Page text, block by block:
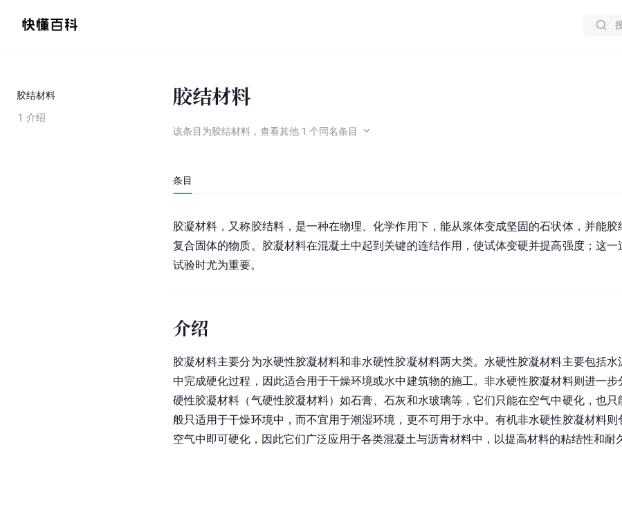
胶结材料
1 介绍
胶结材料
该条目为胶结材料 ， 查看其他 1 个同名条目
条目
胶凝材料，又称胶结料，是一种在物理、化学作用下，能从浆体变成坚固的石状体，并能
复合固体的物质。胶凝材料在混凝土中起到关键的连结作用，使试体变硬并提高强度；这
试验时尤为重要。
介绍
胶凝材料主要分为水硬性胶凝材料和非水硬性胶凝材料两大类。水硬性胶凝材料主要包括水
中完成硬化过程，因此适合用于干燥环境或水中建筑物的施工。非水硬性胶凝材料则进一步
硬性胶凝材料（气硬性胶凝材料）如石膏、石灰和水玻璃等，它们只能在空气中硬化，也
般只适用于干燥环境中，而不宜用于潮湿环境，更不可用于水中。有机非水硬性胶凝材料则
空气中即可硬化，因此它们广泛应用于各类混凝土与沥青材料中，以提高材料的粘结性和耐